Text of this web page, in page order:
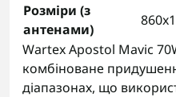
Розміри (з
антенами)
Wartex Apostol Mavic
комбіноване
діапазонах, що